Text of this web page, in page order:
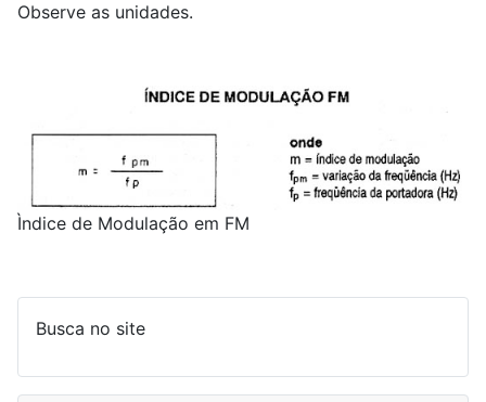
Observe as unidades.
Ìndice de Modulação em FM
Busca no site